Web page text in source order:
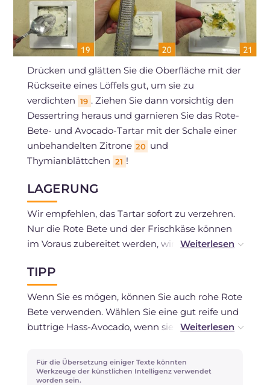
Drücken und glätten Sie die Oberfläche mit der
Rückseite eines Löffels gut, um sie zu
verdichten 19 . Ziehen Sie dann vorsichtig den
Dessertring heraus und garnieren Sie das Rote-
Bete- und Avocado-Tartar mit der Schale einer
unbehandelten Zitrone 20 und
Thymianblättchen 21 !
LAGERUNG
Wir empfehlen, das Tartar sofort zu verzehren.
Nur die Rote Bete und der Frischkäse können
im Voraus zubereitet werden, wir empfehlen
aufzubewahren, da es oxidieren könnte. Wir
raten von einer Gefrierlagerung ab!
TIPP
Wenn Sie es mögen, können Sie auch rohe Rote
Bete verwenden. Wählen Sie eine gut reife und
buttrige Hass-Avocado, wenn sie nicht reif
vorgeschlagenen Gewürzen und einem Schuss
Sahne, um sie schmackhafter und cremiger zu
Für die Übersetzung einiger Texte könnten
Werkzeuge der künstlichen Intelligenz verwendet
worden sein.